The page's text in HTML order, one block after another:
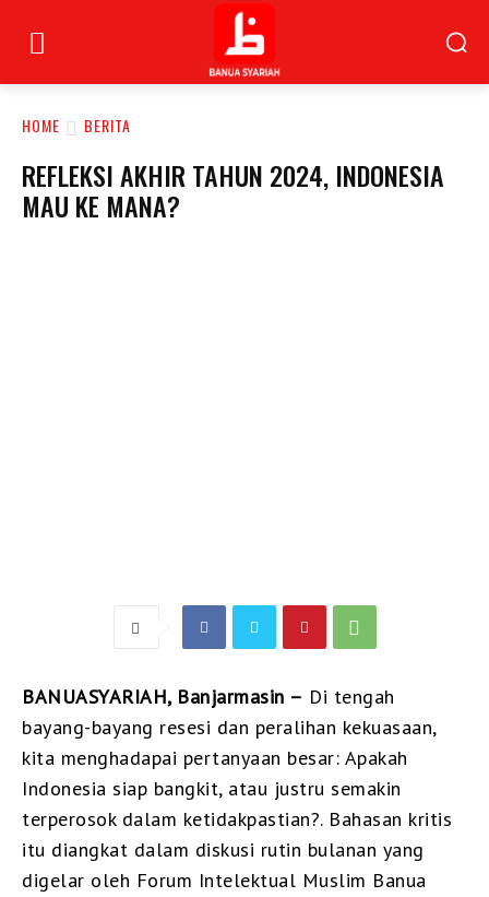
HOME BERITA
REFLEKSI AKHIR TAHUN 2024, INDONESIA
MAU KE MANA?
BANUASYARIAH, Banjarmasin – Di tengah
bayang-bayang resesi dan peralihan kekuasaan,
kita menghadapai pertanyaan besar: Apakah
Indonesia siap bangkit, atau justru semakin
terperosok dalam ketidakpastian?. Bahasan kritis
itu diangkat dalam diskusi rutin bulanan yang
digelar oleh Forum Intelektual Muslim Banua